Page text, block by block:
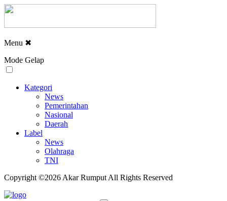
Menu ✖
Mode Gelap
Kategori
News
Pemerintahan
Nasional
Daerah
Label
News
Olahraga
TNI
Copyright ©2026 Akar Rumput All Rights Reserved